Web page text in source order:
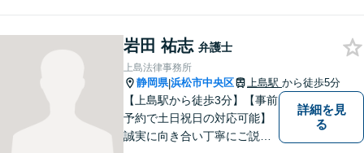
岩田 祐志 弁護士
上島法律事務所
静岡県|浜松市中央区 上島駅 から徒歩5分
【上島駅から徒歩3分】【事前
予約で土日祝日の対応可能】
誠実に向き合い丁寧にご説明
詳細を見
る